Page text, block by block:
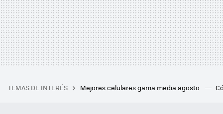
TEMAS DE INTERÉS Mejores celulares gama media agosto